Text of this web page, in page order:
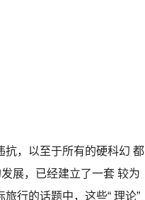
抗，以至于所有的硬科幻 都
展，已经建立了一套 较为
行的话题中，这些“ 理论”